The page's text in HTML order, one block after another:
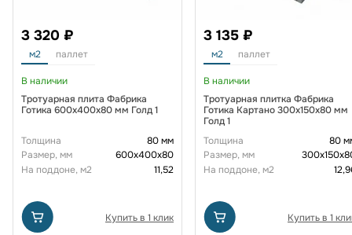
3 320 ₽
м2 паллет
В наличии
Тротуарная плита Фабрика
Готика 600х400х80 мм Голд 1
Толщина
80 мм
Размер, мм
600х400х80
На поддоне, м2
11,52
Купить в 1 клик
3 135 ₽
м2 паллет
В наличии
Тротуарная плитка Фабрика
Готика Картано 300х150х80 мм
Голд 1
Толщина
80
Размер, мм
На поддоне, м2
Купить в 1